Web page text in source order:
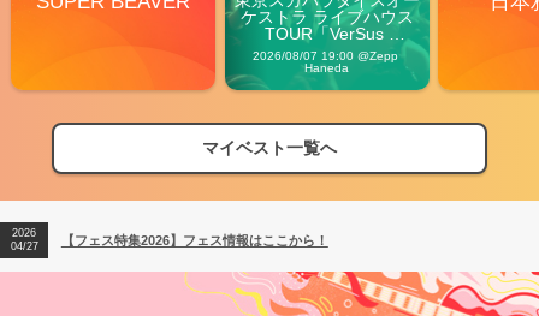
ケストラ ライブハウス
TOUR「VerSus
Carnival」
2026/08/07 19:00 @Zepp
Haneda
マイベスト一覧へ
【フェス特集2026】フェス情報はここから！
【ライブ動員ランキング】2026年上半期編発表！
2026
04/27
【フェス特集2026】フェス情報はここから！
2026
【ライブ動員ランキング】2026年上半期編発表！